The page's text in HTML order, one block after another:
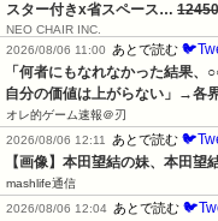
スター付きx省スペース…
NEO CHAIR INC.
2026/08/06 11:00 あとで読む
「何者にもなれなかった結果
自分の価値は上がらない」→各
オレ的ゲーム速報＠刃
2026/08/06 12:11 あとで読む
【画像】本田望結の妹、本田望
mashlife通信
2026/08/06 12:04 あとで読む